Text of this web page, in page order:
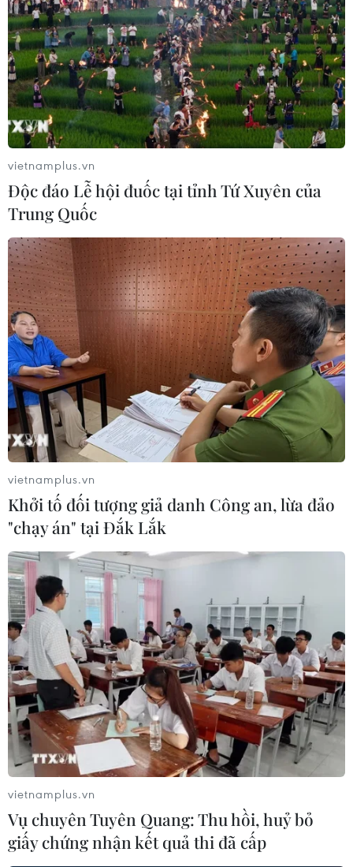
vietnamplus.vn
Độc đáo Lễ hội đuốc tại tỉnh Tứ Xuyên của
Trung Quốc
vietnamplus.vn
Khởi tố đối tượng giả danh Công an, lừa đảo
"chạy án" tại Đắk Lắk
vietnamplus.vn
Vụ chuyên Tuyên Quang: Thu hồi, huỷ bỏ
giấy chứng nhận kết quả thi đã cấp